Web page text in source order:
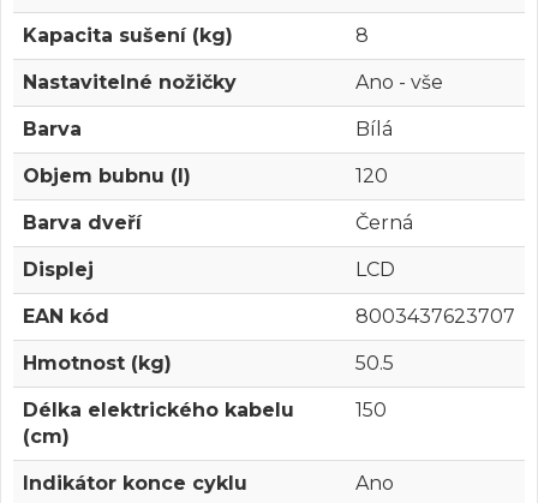
Kapacita sušení (kg) 8
Nastavitelné nožičky Ano - vše
Barva Bílá
Objem bubnu (l) 120
Barva dveří Černá
Displej LCD
EAN kód 8003437623707
Hmotnost (kg) 50.5
Délka elektrického kabelu
(cm)
150
Indikátor konce cyklu Ano